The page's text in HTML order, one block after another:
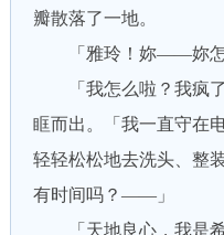
瓣散落了一地。
「雅玲！妳——妳怎
「我怎么啦？我疯了
眶而出。「我一直守在
轻轻松松地去洗头、整
有时间吗？——」
「天地良心，我是希